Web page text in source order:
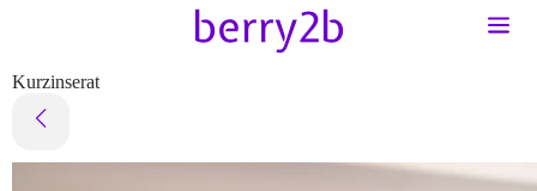
Kurzinserat